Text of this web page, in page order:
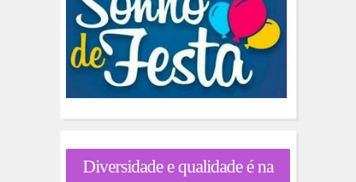
Diversidade e qualidade é na